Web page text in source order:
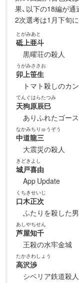
果、以下の18編が通
2次選考は1月下旬
砥上亜斗
とがみあと
黒曜荘の殺人
卯上笹生
うがみささお
トマト殺しのカ
天狗原辰巳
てんぐはらたつみ
ありふれたゴー
中道龍三
なかみちりゅうぞう
大震災の殺人
城戸喜由
きどきよし
App Update
口木正次
くちきせいじ
ふたりを殺した男
芦屋知千
あしやちせん
王殺の水牢金城
高沢渉
たかさわしょう
シベリア鉄道殺